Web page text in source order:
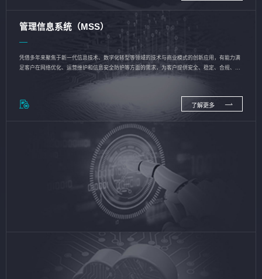
管理信息系统（MSS）
凭借多年来聚焦于新一代信息技术、数字化转型等领域的技术与商业模式的创新应用，有能力满
足客户在网络优化、运营维护和信息安全防护等方面的需求，为客户提供安全、稳定、合规、持
了解更多